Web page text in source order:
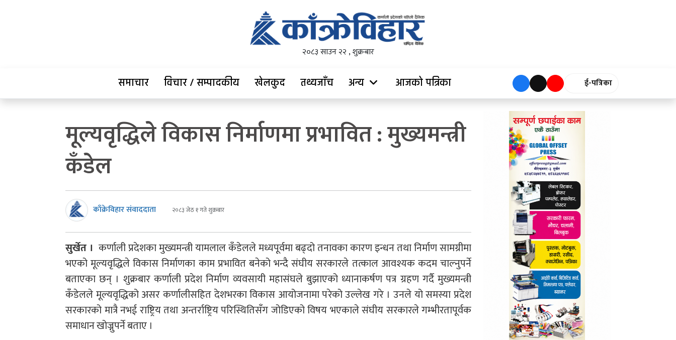
२०८३ साउन २२ , शुक्रबार
समाचार विचार / सम्पादकीय खेलकुद तथ्यजाँच अन्य आजको पत्रिका ई-पत्रिका
मूल्यवृद्धिले विकास निर्माणमा प्रभावित : मुख्यमन्त्री
कँडेल
काँक्रेविहार संवाददाता २०८३ जेठ १ गते शुक्रबार
सुर्खेत । कर्णाली प्रदेशका मुख्यमन्त्री यामलाल कँडेलले मध्यपूर्वमा बढ्दो तनावका कारण इन्धन तथा निर्माण सामग्रीमा
भएको मूल्यवृद्धिले विकास निर्माणका काम प्रभावित बनेको भन्दै संघीय सरकारले तत्काल आवश्यक कदम चाल्नुपर्ने
बताएका छन् । शुक्रबार कर्णाली प्रदेश निर्माण व्यवसायी महासंघले बुझाएको ध्यानाकर्षण पत्र ग्रहण गर्दै मुख्यमन्त्री
कँडेलले मूल्यवृद्धिको असर कर्णालीसहित देशभरका विकास आयोजनामा परेको उल्लेख गरे । उनले यो समस्या प्रदेश
सरकारको मात्रै नभई राष्ट्रिय तथा अन्तर्राष्ट्रिय परिस्थितिसँग जोडिएको विषय भएकाले संघीय सरकारले गम्भीरतापूर्वक
समाधान खोज्नुपर्ने बताए ।